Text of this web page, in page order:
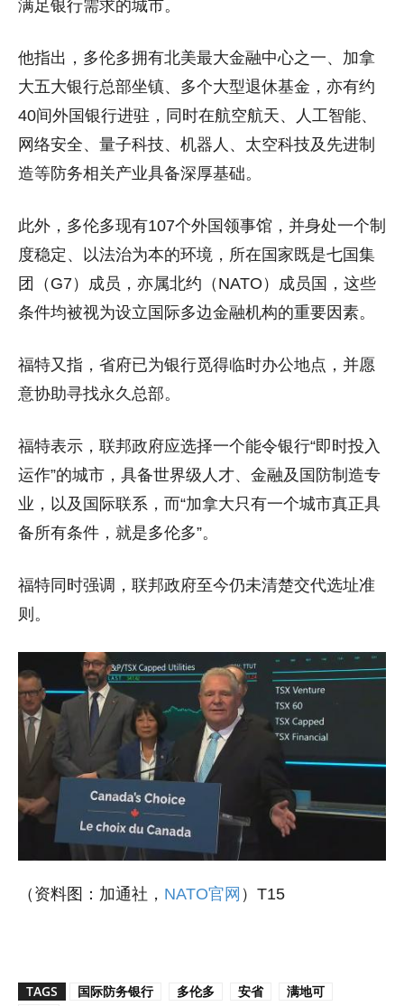
满足银行需求的城市。
他指出，多伦多拥有北美最大金融中心之一、加拿
大五大银行总部坐镇、多个大型退休基金，亦有约
40间外国银行进驻，同时在航空航天、人工智能、
网络安全、量子科技、机器人、太空科技及先进制
造等防务相关产业具备深厚基础。
此外，多伦多现有107个外国领事馆，并身处一个制
度稳定、以法治为本的环境，所在国家既是七国集
团（G7）成员，亦属北约（NATO）成员国，这些
条件均被视为设立国际多边金融机构的重要因素。
福特又指，省府已为银行觅得临时办公地点，并愿
意协助寻找永久总部。
福特表示，联邦政府应选择一个能令银行“即时投入
运作”的城市，具备世界级人才、金融及国防制造专
业，以及国际联系，而“加拿大只有一个城市真正具
备所有条件，就是多伦多”。
福特同时强调，联邦政府至今仍未清楚交代选址准
则。
（资料图：加通社， NATO官网 ）T15
TAGS 国际防务银行 多伦多 安省
满地可